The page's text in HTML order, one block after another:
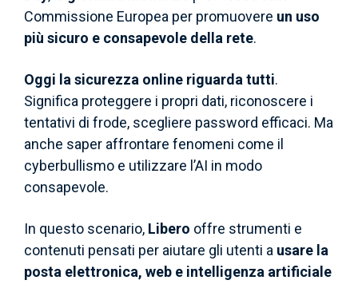
Commissione Europea per promuovere un uso
più sicuro e consapevole della rete.
Oggi la sicurezza online riguarda tutti.
Significa proteggere i propri dati, riconoscere i
tentativi di frode, scegliere password efficaci. Ma
anche saper affrontare fenomeni come il
cyberbullismo e utilizzare l’AI in modo
consapevole.
In questo scenario, Libero offre strumenti e
contenuti pensati per aiutare gli utenti a usare la
posta elettronica, web e intelligenza artificiale